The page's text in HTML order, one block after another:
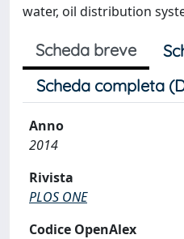
water, oil distribution
Scheda breve
Scheda completa
Anno
2014
Rivista
PLOS ONE
Codice OpenAlex